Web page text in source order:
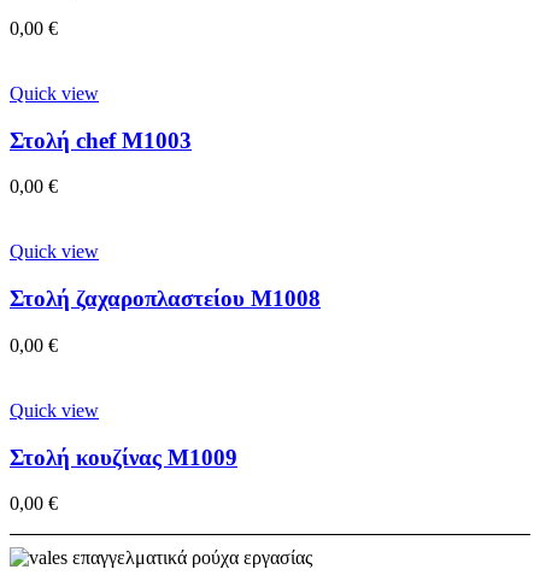
0,00 €
Quick view
Στολή chef M1003
0,00 €
Quick view
Στολή ζαχαροπλαστείου M1008
0,00 €
Quick view
Στολή κουζίνας M1009
0,00 €